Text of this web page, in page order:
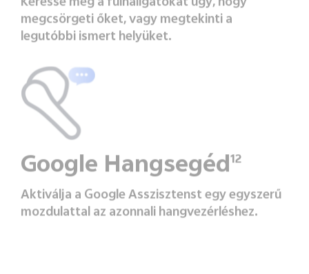
megcsörgeti őket, vagy megtekinti a
legutóbbi ismert helyüket.
Google Hangsegéd12
Aktiválja a Google Asszisztenst egy egyszerű
mozdulattal az azonnali hangvezérléshez.